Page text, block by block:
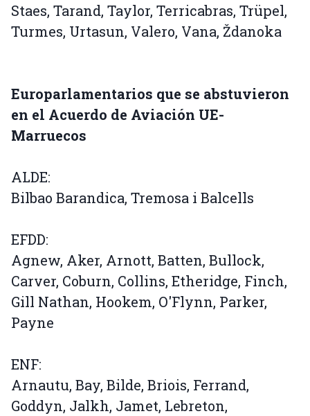
Staes, Tarand, Taylor, Terricabras, Trüpel,
Turmes, Urtasun, Valero, Vana, Ždanoka
Europarlamentarios que se abstuvieron
en el Acuerdo de Aviación UE-
Marruecos
ALDE:
Bilbao Barandica, Tremosa i Balcells
EFDD:
Agnew, Aker, Arnott, Batten, Bullock,
Carver, Coburn, Collins, Etheridge, Finch,
Gill Nathan, Hookem, O'Flynn, Parker,
Payne
ENF:
Arnautu, Bay, Bilde, Briois, Ferrand,
Goddyn, Jalkh, Jamet, Lebreton,